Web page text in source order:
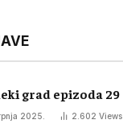
grad epizoda 29
2025. 2.602 Views